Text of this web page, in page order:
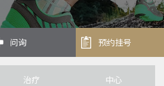
问询 预约挂号
治疗 中心